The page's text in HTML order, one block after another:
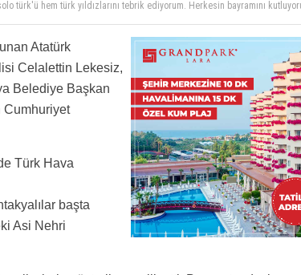
yaşıyoruz. ) !!!
takipçileri var. Gerek uçağın boyaması ile gerek yapılan gösteri ile
Gurur duyuyorum. Allah nazardan saklasın.
izleseydik ey airport
ile seyrediyoruz. her daim emniyetli ucuslari olsun.
Atatürk
Celalettin Lekesiz,
Belediye Başkan
Cumhuriyet
Türk Hava
başta
Asi Nehri